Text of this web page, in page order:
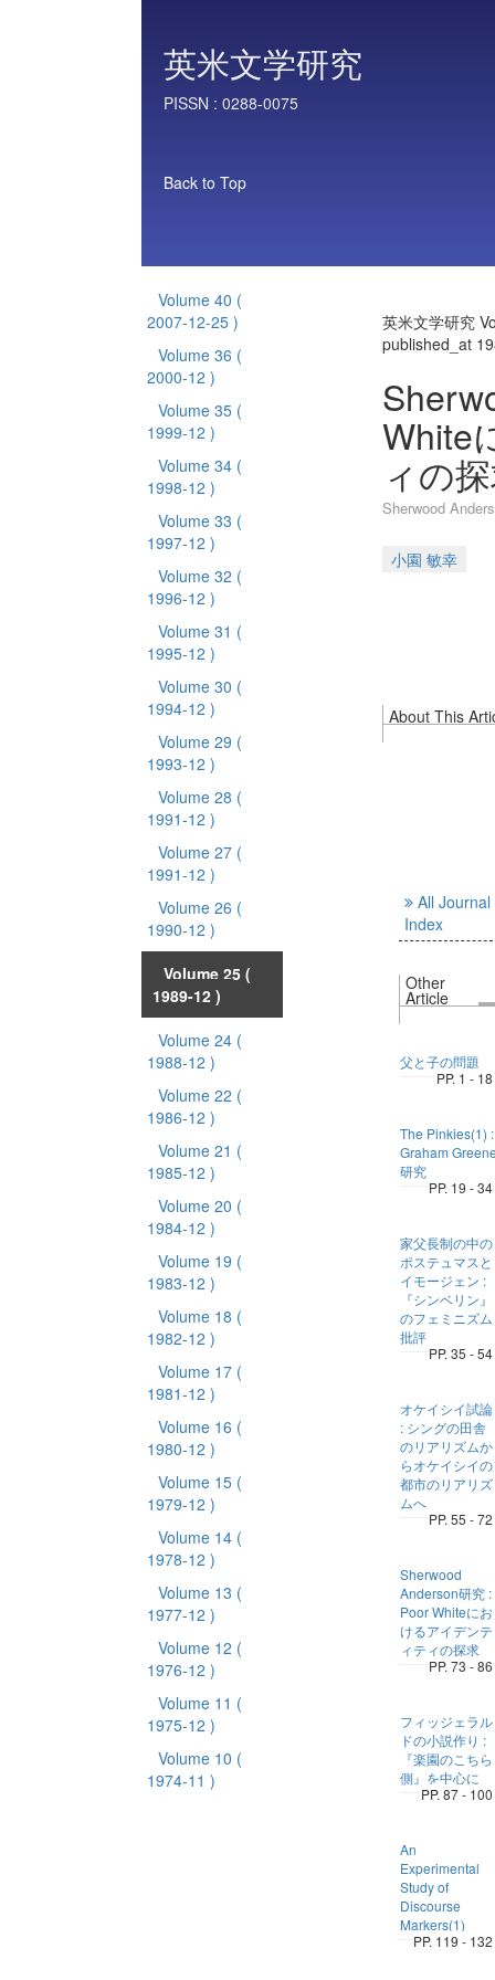
英米文学研究
PISSN : 0288-0075
Back to Top
Volume 40 (
2007-12-25 )
Volume 36 (
2000-12 )
Volume 35 (
1999-12 )
Volume 34 (
1998-12 )
Volume 33 (
1997-12 )
Volume 32 (
1996-12 )
Volume 31 (
1995-12 )
Volume 30 (
1994-12 )
Volume 29 (
1993-12 )
Volume 28 (
1991-12 )
Volume 27 (
1991-12 )
Volume 26 (
1990-12 )
Volume 25 (
1989-12 )
Volume 24 (
1988-12 )
Volume 22 (
1986-12 )
Volume 21 (
1985-12 )
Volume 20 (
1984-12 )
Volume 19 (
1983-12 )
Volume 18 (
1982-12 )
Volume 17 (
1981-12 )
Volume 16 (
1980-12 )
Volume 15 (
1979-12 )
Volume 14 (
1978-12 )
Volume 13 (
1977-12 )
Volume 12 (
1976-12 )
Volume 11 (
1975-12 )
Volume 10 (
1974-11 )
英米文学研究
published_at
White
ィの
Sherwood
小園 敏幸
About This
All Journal
Index
Other
Article
父と子の問題
PP. 1 - 18
The Pinkies(1) :
Graham
研究
PP. 19 - 34
家父長制の中の
ポステュマスと
イモージェン :
『シンベリン』
のフェミニズム
批評
PP. 35 - 54
オケイシイ試論
: シングの田舎
のリアリズムか
らオケイシイの
都市のリアリズ
ムへ
PP. 55 - 72
Sherwood
Anderson研究 :
Poor Whiteにお
けるアイデンテ
ィティの探求
PP. 73 - 86
フィッジェラル
ドの小説作り :
『楽園のこちら
側』を中心に
PP. 87 - 100
An
Experimental
Study of
Discourse
Markers(1)
PP. 119 - 132